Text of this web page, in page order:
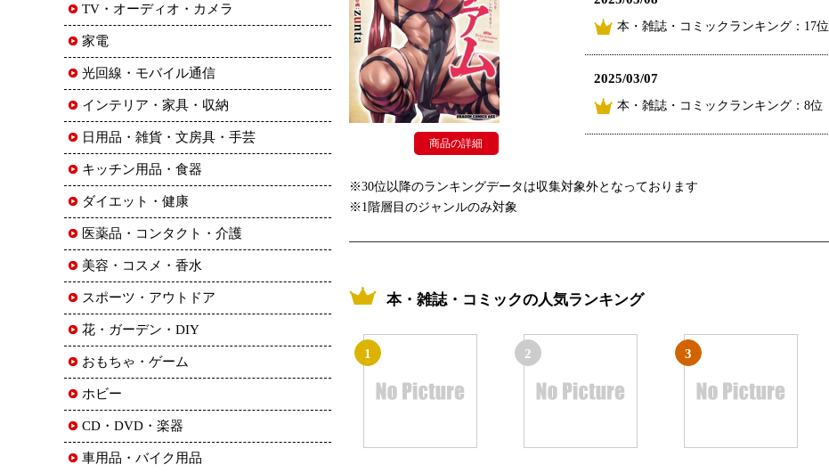
本・雑誌・コミックランキング：17位
2025/03/07
本・雑誌・コミックランキング：8位
商品の詳細
※30位以降のランキングデータは収集対象外となっております
※1階層目のジャンルのみ対象
本・雑誌・コミックの人気ランキング
1 2 3
TV・オーディオ・カメラ
家電
光回線・モバイル通信
インテリア・家具・収納
日用品・雑貨・文房具・手芸
キッチン用品・食器
ダイエット・健康
医薬品・コンタクト・介護
美容・コスメ・香水
スポーツ・アウトドア
花・ガーデン・DIY
おもちゃ・ゲーム
ホビー
CD・DVD・楽器
車用品・バイク用品